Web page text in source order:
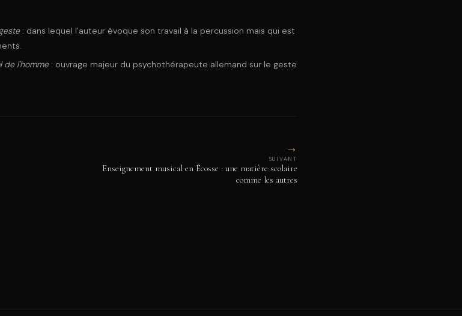
: dans lequel l’auteur évoque son travail à la percussion mais qui est
de l'homme: ouvrage majeur du psychothérapeute allemand sur le geste
→
SUIVANT
Enseignement musical en Écosse : une matière scolaire
comme les autres